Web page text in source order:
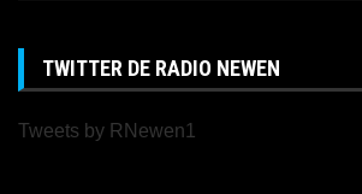
TWITTER DE RADIO NEWEN
Tweets by RNewen1